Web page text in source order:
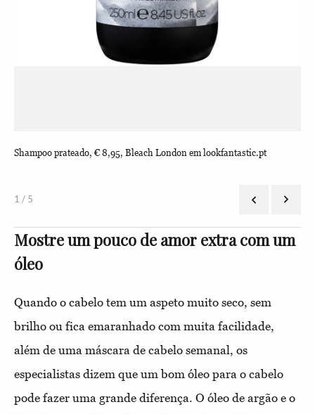
Shampoo prateado, € 8,95, Bleach London em lookfantastic.pt
1 / 5
Mostre um pouco de amor extra com um
óleo
Quando o cabelo tem um aspeto muito seco, sem
brilho ou fica emaranhado com muita facilidade,
além de uma máscara de cabelo semanal, os
especialistas dizem que um bom óleo para o cabelo
pode fazer uma grande diferença. O óleo de argão e o